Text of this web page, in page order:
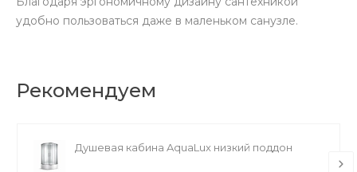
удобно пользоваться даже в маленьком санузле.
Рекомендуем
Душевая кабина AquaLux низкий поддон